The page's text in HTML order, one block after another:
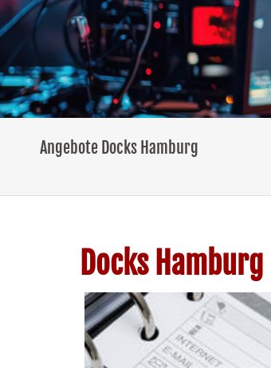
Angebote Docks Hamburg
Docks Hamburg